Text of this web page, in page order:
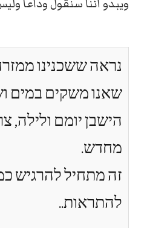
ويبدو أننا سنقول وداعا
נראה ששכנינו
שאנו משקים במים
הישבן יומם ולילה,
מחדש.
זה מתחיל להרגיש
להתראות..